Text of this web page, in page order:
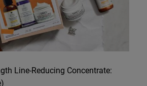
Line-Reducing Concentrate: